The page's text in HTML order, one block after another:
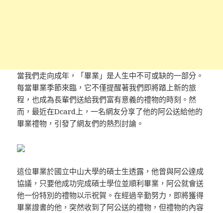
當我們走向成年，「畢業」是人生中不可或缺的一部分。
每當畢業季節來臨，它不僅提醒著我們即將踏上新的旅
程，也成為長輩們送給我們富有意義的禮物的時刻。然
而，最近在Dcard上，一名網友分享了他的阿公送給他的
畢業禮物，引發了網友們的熱烈討論。
這位畢業於國立中山大學的碩士生透露，他曾與阿公達成
協議，只要他成功完成碩士學位並順利畢業，阿公就會送
他一份特別的禮物以示祝賀。在經過辛勤努力，即將獲得
畢業證書的他，突然收到了阿公送的禮物，但禮物的內容